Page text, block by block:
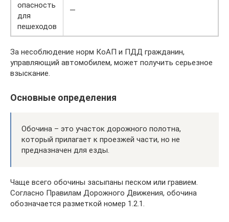
опасность
для
пешеходов
—
За несоблюдение норм КоАП и ПДД гражданин,
управляющий автомобилем, может получить серьезное
взыскание.
Основные определения
Обочина – это участок дорожного полотна,
который прилагает к проезжей части, но не
предназначен для езды.
Чаще всего обочины засыпаны песком или гравием.
Согласно Правилам Дорожного Движения, обочина
обозначается разметкой номер 1.2.1.